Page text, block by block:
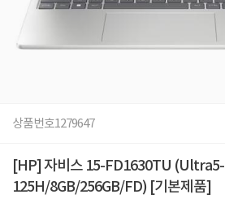
상품번호1279647
[HP] 자비스 15-FD1630TU (Ultra5-
125H/8GB/256GB/FD) [기본제품]